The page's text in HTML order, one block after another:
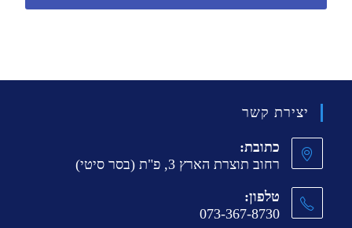
יצירת קשר
כתובת:
רחוב תוצרת הארץ 3, פ"ת (בסר סיטי)
טלפון:
073-367-8730